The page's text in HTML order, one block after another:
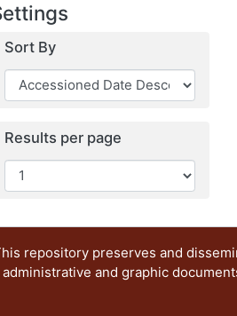
Sort By
Results per page
repository preserves and
administrative and graphic